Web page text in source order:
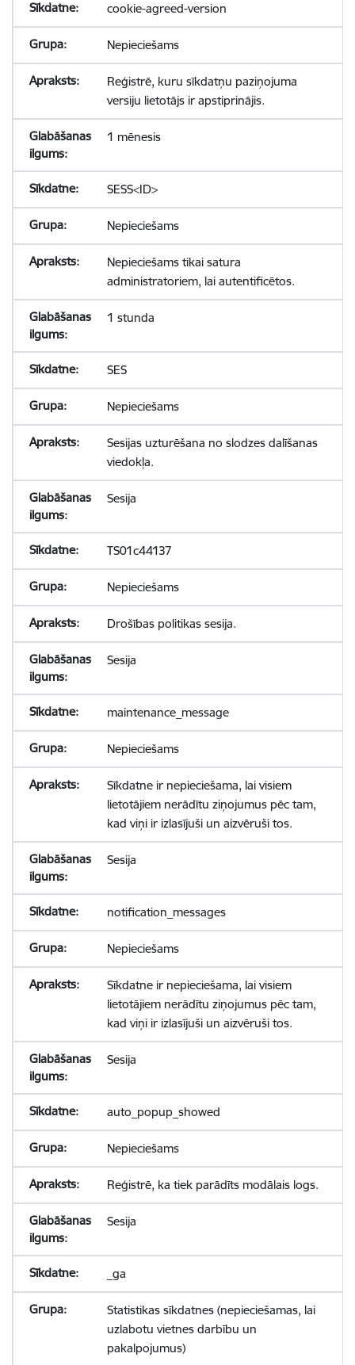
cookie-agreed-version
Nepieciešams
Reģistrē, kuru sīkdatņu paziņojuma
versiju lietotājs ir apstiprinājis.
1 mēnesis
SESS<ID>
Nepieciešams
Nepieciešams tikai satura
administratoriem, lai autentificētos.
1 stunda
SES
Nepieciešams
Sesijas uzturēšana no slodzes dalīšanas
viedokļa.
Sesija
TS01c44137
Nepieciešams
Drošības politikas sesija.
Sesija
maintenance_message
Nepieciešams
Sīkdatne ir nepieciešama, lai visiem
lietotājiem nerādītu ziņojumus pēc tam,
kad viņi ir izlasījuši un aizvēruši tos.
Sesija
notification_messages
Nepieciešams
Sīkdatne ir nepieciešama, lai visiem
lietotājiem nerādītu ziņojumus pēc tam,
kad viņi ir izlasījuši un aizvēruši tos.
Sesija
auto_popup_showed
Nepieciešams
Reģistrē, ka tiek parādīts modālais logs.
Sesija
_ga
Statistikas sīkdatnes (nepieciešamas, lai
uzlabotu vietnes darbību un
pakalpojumus)